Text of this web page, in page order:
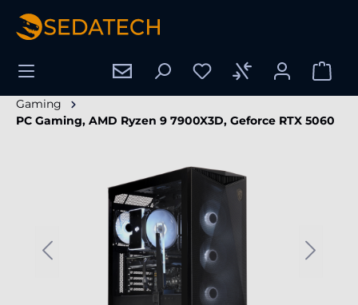
principale
Gaming
PC Gaming, AMD Ryzen 9 7900X3D, Geforce RTX 5060
Salta la galleria di immagini